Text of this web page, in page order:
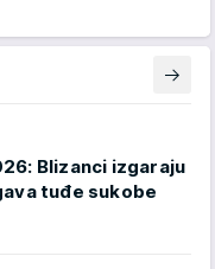
Blizanci izgaraju
tuđe sukobe